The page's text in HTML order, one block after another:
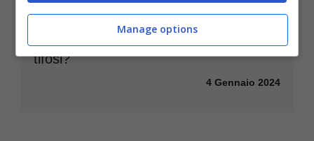
Inter, il club rivoluziona la maglia:
cambia tutto, cosa ne penseranno i
tifosi?
4 Gennaio 2024
Manage options